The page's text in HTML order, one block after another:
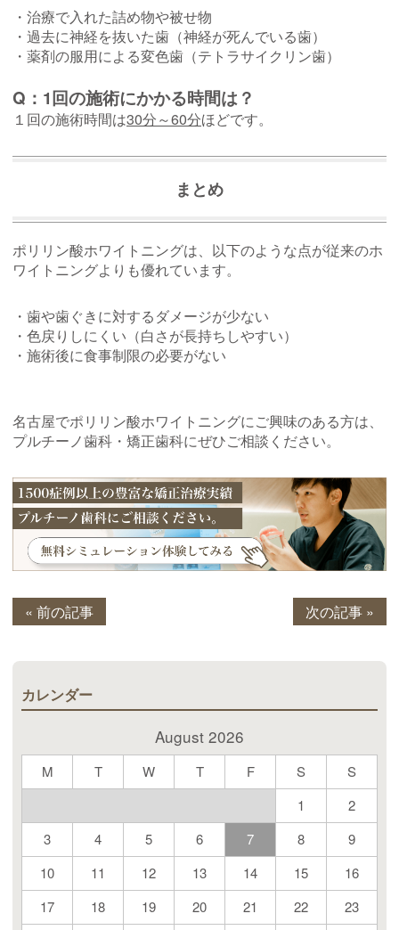
・ 治療で入れた詰め物や被せ物
・過去に神経を抜いた歯（神経が死んでいる歯）
・薬剤の服用による変色歯（テトラサイクリン歯）
Q：1回の施術にかかる時間は？
１回の施術時間は30分～60分ほどです。
まとめ
ポリリン酸ホワイトニングは、以下のような点が従来のホ
ワイトニングよりも優れています。
・歯や歯ぐきに対するダメージが少ない
・色戻りしにくい（白さが長持ちしやすい）
・施術後に食事制限の必要がない
名古屋でポリリン酸ホワイトニングにご興味のある方は、
プルチーノ歯科・矯正歯科にぜひご相談ください。
« 前の記事 次の記事 »
カレンダー
August 2026
M T W T F S S
1
2
3
4 5 6 7 8
9
10
11 12 13 14 15
16
17
18 19 20 21 22
23